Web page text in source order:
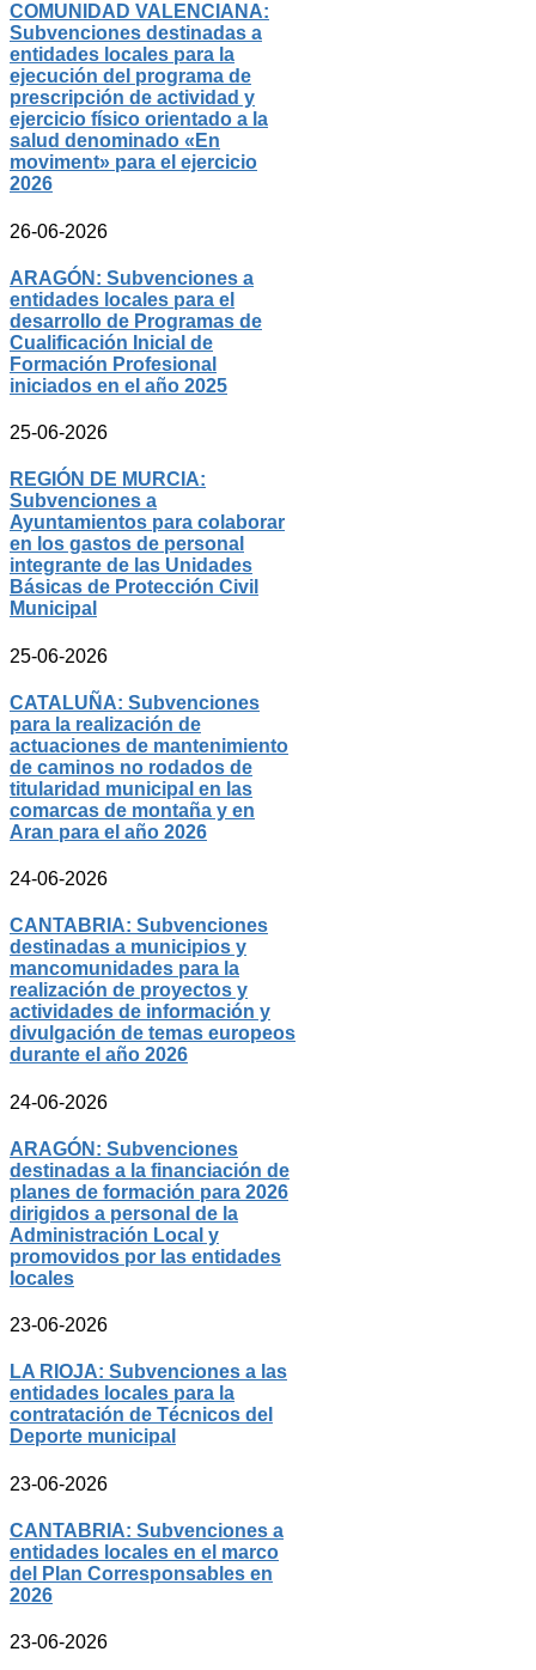
COMUNIDAD VALENCIANA:
Subvenciones destinadas a
entidades locales para la
ejecución del programa de
prescripción de actividad y
ejercicio físico orientado a la
salud denominado «En
moviment» para el ejercicio
2026
26-06-2026
ARAGÓN: Subvenciones a
entidades locales para el
desarrollo de Programas de
Cualificación Inicial de
Formación Profesional
iniciados en el año 2025
25-06-2026
REGIÓN DE MURCIA:
Subvenciones a
Ayuntamientos para colaborar
en los gastos de personal
integrante de las Unidades
Básicas de Protección Civil
Municipal
25-06-2026
CATALUÑA: Subvenciones
para la realización de
actuaciones de mantenimiento
de caminos no rodados de
titularidad municipal en las
comarcas de montaña y en
Aran para el año 2026
24-06-2026
CANTABRIA: Subvenciones
destinadas a municipios y
mancomunidades para la
realización de proyectos y
actividades de información y
divulgación de temas europeos
durante el año 2026
24-06-2026
ARAGÓN: Subvenciones
destinadas a la financiación de
planes de formación para 2026
dirigidos a personal de la
Administración Local y
promovidos por las entidades
locales
23-06-2026
LA RIOJA: Subvenciones a las
entidades locales para la
contratación de Técnicos del
Deporte municipal
23-06-2026
CANTABRIA: Subvenciones a
entidades locales en el marco
del Plan Corresponsables en
2026
23-06-2026